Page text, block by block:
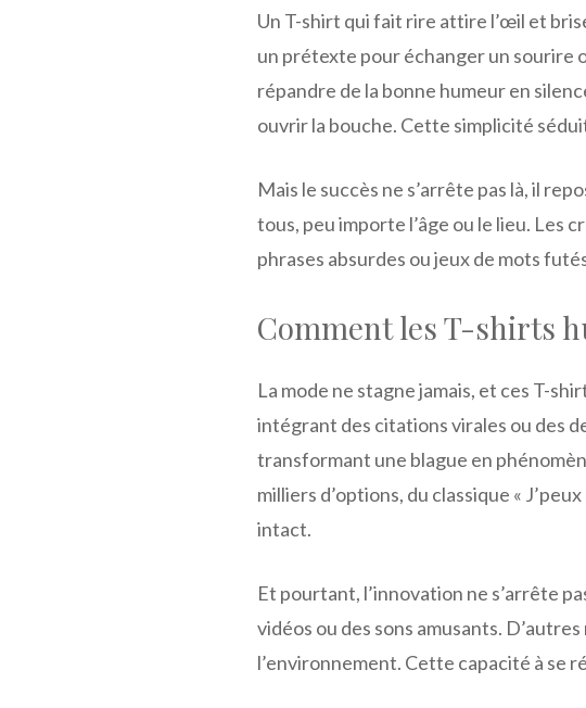
Un T-shirt qui fait rire attire l’œil et
un prétexte pour échanger un sourire
répandre de la bonne humeur en
ouvrir la bouche. Cette simplicité
Mais le succès ne s’arrête pas là, il
tous, peu importe l’âge ou le lieu. Les
phrases absurdes ou jeux de mots
Comment les T-shirts
La mode ne stagne jamais, et ces T-
intégrant des citations virales ou des
transformant une blague en
milliers d’options, du classique «
intact.
Et pourtant, l’innovation ne s’arrête
vidéos ou des sons amusants.
l’environnement. Cette capacité à se